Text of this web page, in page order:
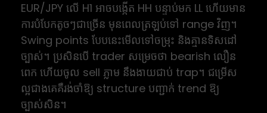
EUR/JPY លើ H1 អាចបង្កើត HH បន្ទាប់មក LL ហើយមាន
ការបំបែកតូចៗជាច្រើន មុនពេលត្រឡប់ទៅ range វិញ។
Swing points បែបនេះមើលទៅចម្រុះ និងគ្មានទិសដៅ
ច្បាស់។ ប្រសិនបើ trader សម្រេចថា bearish លឿន
ពេក ហើយចូល sell ភ្លាម នឹងងាយជាប់ trap។ ជម្រើស
ល្អជាងគេគឺរង់ចាំឱ្យ structure បញ្ជាក់ trend ឱ្យ
ច្បាស់សិន។